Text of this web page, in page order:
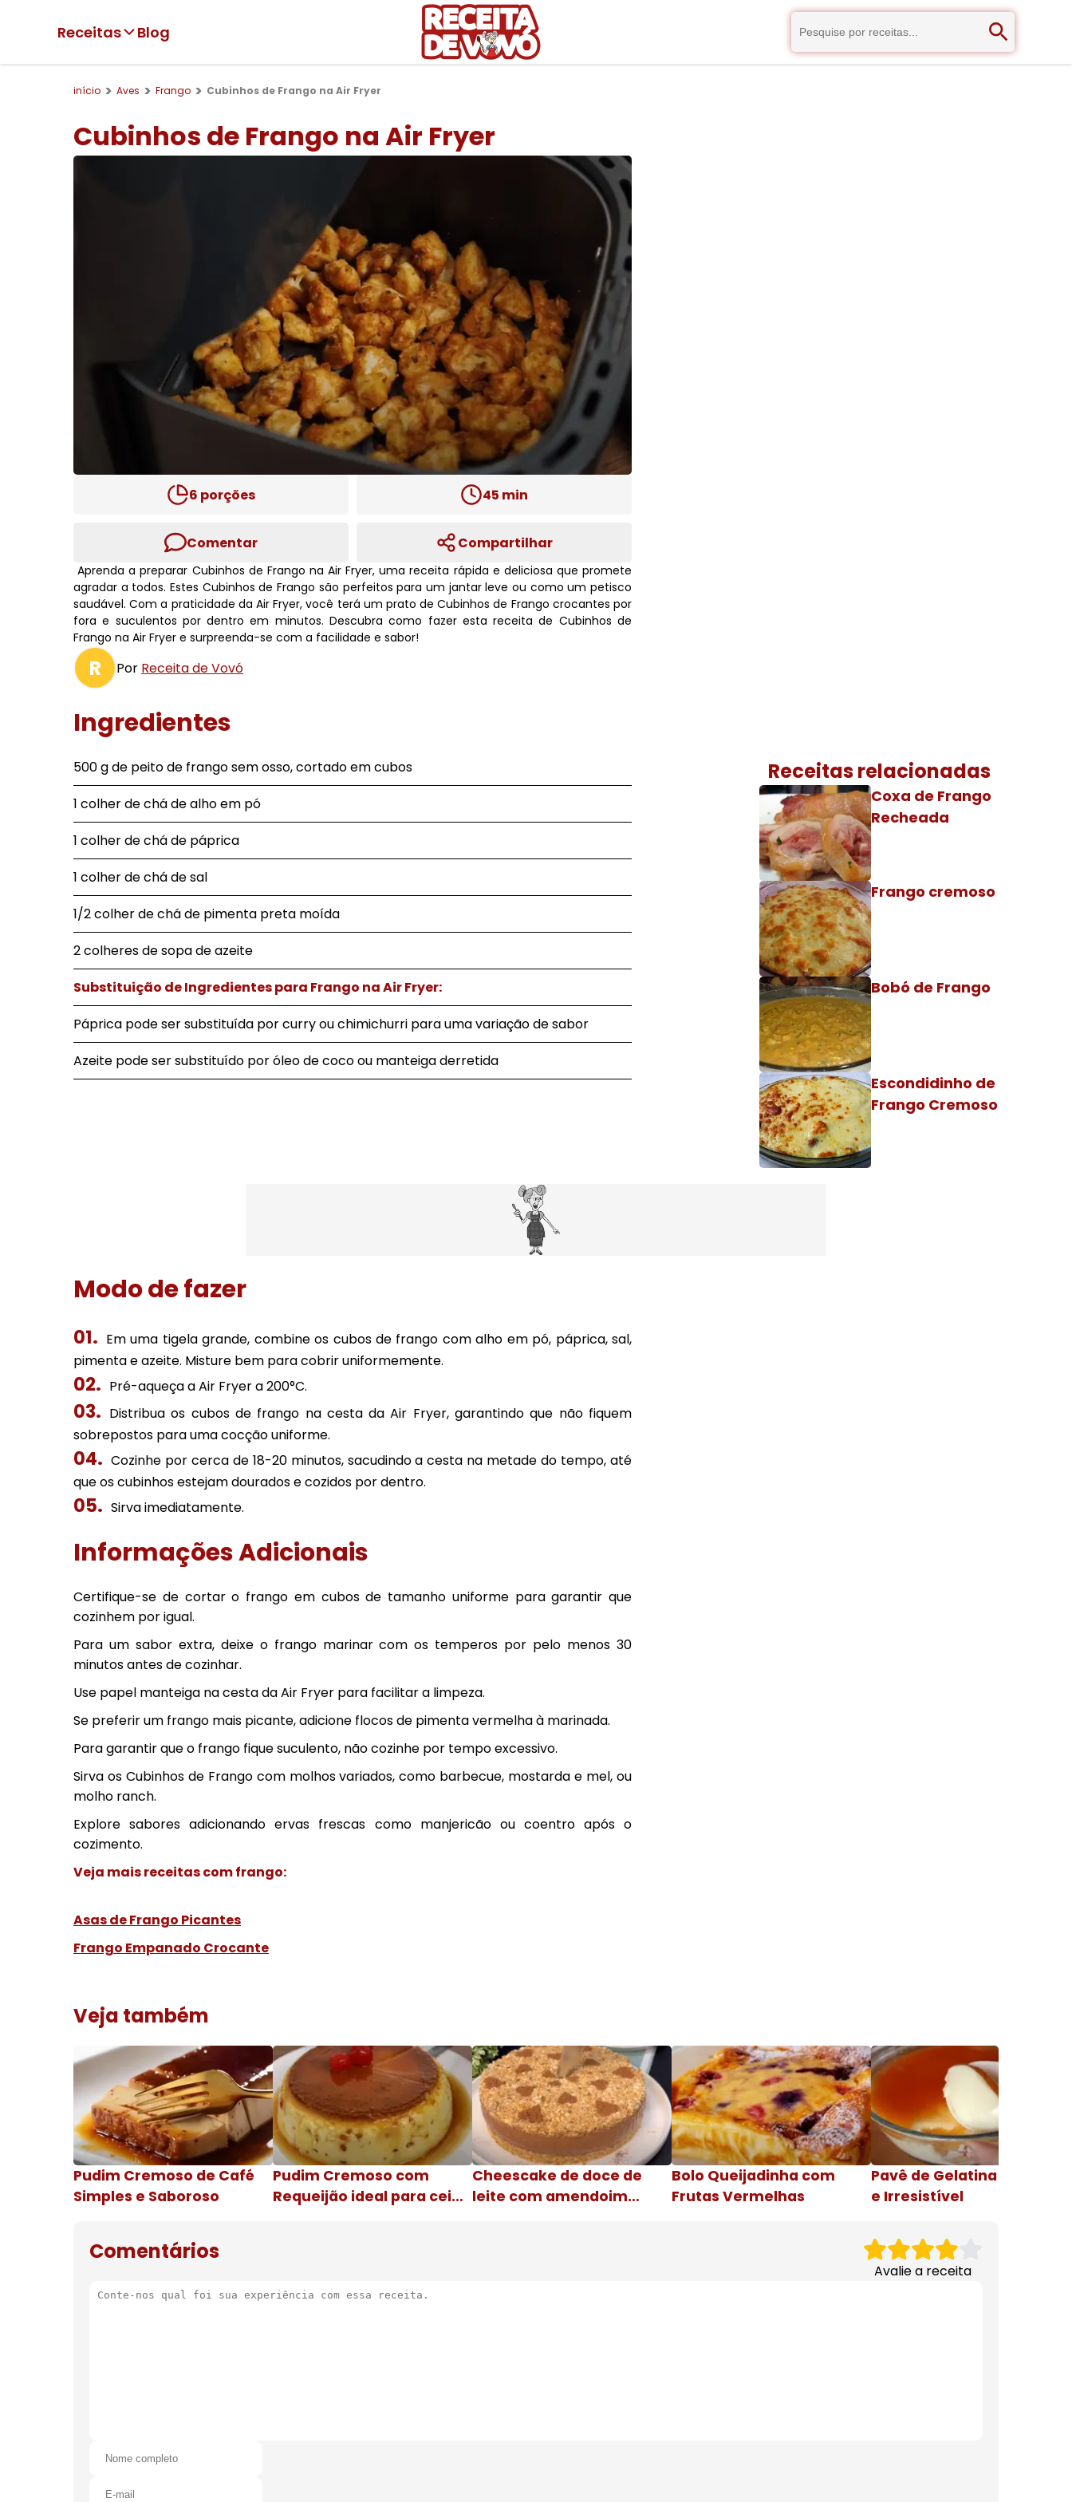
Receitas Blog
início Aves Frango Cubinhos de Frango na Air Fryer
Cubinhos de Frango na Air Fryer
6 porções 45 min
Comentar Compartilhar
Aprenda a preparar Cubinhos de Frango na Air Fryer, uma receita rápida e deliciosa que promete
agradar a todos. Estes Cubinhos de Frango são perfeitos para um jantar leve ou como um petisco
saudável. Com a praticidade da Air Fryer, você terá um prato de Cubinhos de Frango crocantes por
fora e suculentos por dentro em minutos. Descubra como fazer esta receita de Cubinhos de
Frango na Air Fryer e surpreenda-se com a facilidade e sabor!
R Por Receita de Vovó
Ingredientes
500 g de peito de frango sem osso, cortado em cubos
1 colher de chá de alho em pó
1 colher de chá de páprica
1 colher de chá de sal
1/2 colher de chá de pimenta preta moída
2 colheres de sopa de azeite
Substituição de Ingredientes para Frango na Air Fryer:
Páprica pode ser substituída por curry ou chimichurri para uma variação de sabor
Azeite pode ser substituído por óleo de coco ou manteiga derretida
Receitas relacionadas
Coxa de Frango
Recheada
Frango cremoso
Bobó de Frango
Escondidinho de
Frango Cremoso
Modo de fazer
Em uma tigela grande, combine os cubos de frango com alho em pó, páprica, sal,
pimenta e azeite. Misture bem para cobrir uniformemente.
Pré-aqueça a Air Fryer a 200°C.
Distribua os cubos de frango na cesta da Air Fryer, garantindo que não fiquem
sobrepostos para uma cocção uniforme.
Cozinhe por cerca de 18-20 minutos, sacudindo a cesta na metade do tempo, até
que os cubinhos estejam dourados e cozidos por dentro.
Sirva imediatamente.
Informações Adicionais
Certifique-se de cortar o frango em cubos de tamanho uniforme para garantir que
cozinhem por igual.
Para um sabor extra, deixe o frango marinar com os temperos por pelo menos 30
minutos antes de cozinhar.
Use papel manteiga na cesta da Air Fryer para facilitar a limpeza.
Se preferir um frango mais picante, adicione flocos de pimenta vermelha à marinada.
Para garantir que o frango fique suculento, não cozinhe por tempo excessivo.
Sirva os Cubinhos de Frango com molhos variados, como barbecue, mostarda e mel, ou
molho ranch.
Explore sabores adicionando ervas frescas como manjericão ou coentro após o
cozimento.
Veja mais receitas com frango:
Asas de Frango Picantes
Frango Empanado Crocante
Veja também
Pudim Cremoso de Café
Simples e Saboroso
Pudim Cremoso com
Requeijão ideal para ceia
Cheescake de doce de
leite com amendoim
Bolo Queijadinha com
Frutas Vermelhas
Pavê de Gelatina Cremosa
e Irresistível
Comentários
Avalie a receita